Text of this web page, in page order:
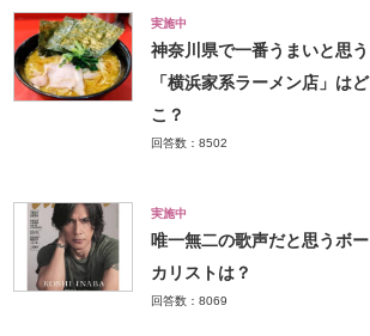
実施中
神奈川県で一番うまいと思う
「横浜家系ラーメン店」はど
こ？
回答数：8502
実施中
唯一無二の歌声だと思うボー
カリストは？
回答数：8069